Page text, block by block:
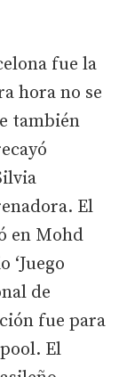
fue la
hora no se
también
El
en Mohd
‘Juego
de
fue para
El